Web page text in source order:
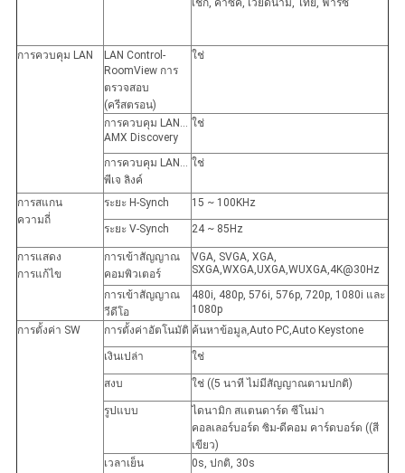
เช็ก, คาซัค, เวียดนาม, ไทย, ฟาร์ซี
การควบคุม LAN
LAN Control-
RoomView การ
ตรวจสอบ
(ครีสตรอน)
ใช่
การควบคุม LAN...
AMX Discovery
ใช่
การควบคุม LAN...
พีเจ ลิงค์
ใช่
การสแกน
ความถี่
ระยะ H-Synch 15 ~ 100KHz
ระยะ V-Synch 24 ~ 85Hz
การแสดง
การแก้ไข
การเข้าสัญญาณ
คอมพิวเตอร์
VGA, SVGA, XGA,
SXGA,WXGA,UXGA,WUXGA,4K@30Hz
การเข้าสัญญาณ
วีดีโอ
480i, 480p, 576i, 576p, 720p, 1080i และ
1080p
การตั้งค่า SW
การตั้งค่าอัตโนมัติ ค้นหาข้อมูล,Auto PC,Auto Keystone
เงินเปล่า ใช่
สงบ ใช่ ((5 นาที ไม่มีสัญญาณตามปกติ)
รูปแบบ
ไดนามิก สแตนดาร์ด ซีโนม่า
คอลเลอร์บอร์ด ซิม-ดีคอม คาร์ดบอร์ด ((สี
เขียว)
เวลาเย็น
0s, ปกติ, 30s